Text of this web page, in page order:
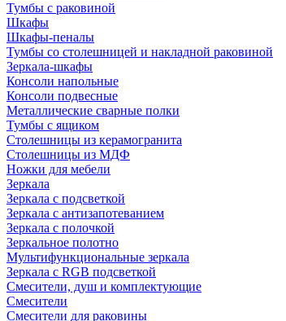
Тумбы с раковиной
Шкафы
Шкафы-пеналы
Тумбы со столешницей и накладной раковиной
Зеркала-шкафы
Консоли напольные
Консоли подвесные
Металлические сварные полки
Тумбы с ящиком
Столешницы из керамогранита
Столешницы из МДФ
Ножки для мебели
Зеркала
Зеркала с подсветкой
Зеркала с антизапотеванием
Зеркала с полочкой
Зеркальное полотно
Мультифункциональные зеркала
Зеркала c RGB подсветкой
Смесители, душ и комплектующие
Смесители
Смесители для раковины